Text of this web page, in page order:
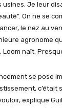
Je leur
On ne se
le nez au
agronome
Loom naît.
se pose
c’était
explique